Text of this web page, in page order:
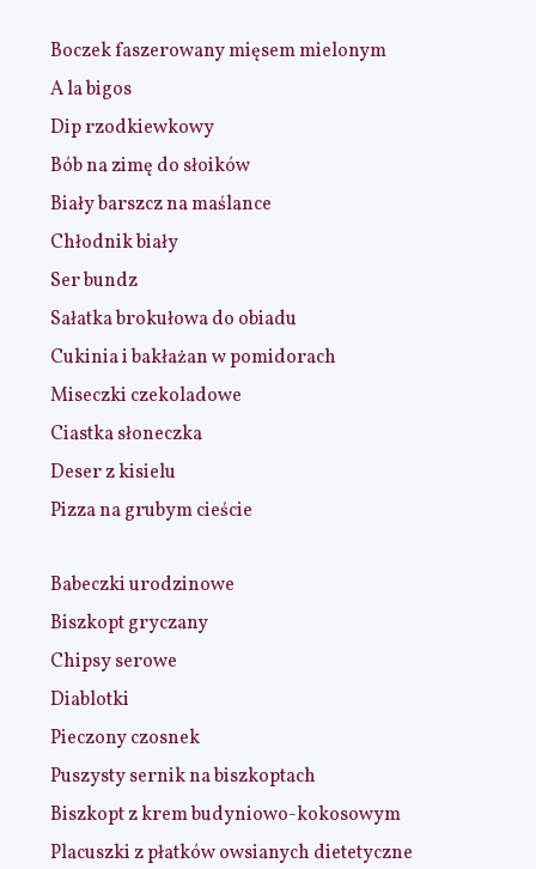
Boczek faszerowany mięsem mielonym
A la bigos
Dip rzodkiewkowy
Bób na zimę do słoików
Biały barszcz na maślance
Chłodnik biały
Ser bundz
Sałatka brokułowa do obiadu
Cukinia i bakłażan w pomidorach
Miseczki czekoladowe
Ciastka słoneczka
Deser z kisielu
Pizza na grubym cieście
Babeczki urodzinowe
Biszkopt gryczany
Chipsy serowe
Diablotki
Pieczony czosnek
Puszysty sernik na biszkoptach
Biszkopt z krem budyniowo-kokosowym
Placuszki z płatków owsianych dietetyczne